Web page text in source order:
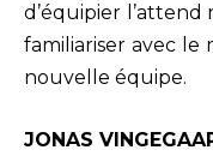
d’équipier l’attend
familiariser avec le
nouvelle équipe.
JONAS